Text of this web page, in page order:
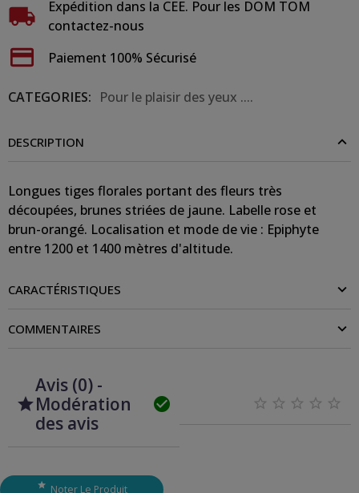
Expédition dans la CEE. Pour les DOM TOM
contactez-nous
Paiement 100% Sécurisé
CATEGORIES: Pour le plaisir des yeux ....
DESCRIPTION
Longues tiges florales portant des fleurs très
découpées, brunes striées de jaune. Labelle rose et
brun-orangé. Localisation et mode de vie : Epiphyte
entre 1200 et 1400 mètres d'altitude.
CARACTÉRISTIQUES
COMMENTAIRES

Avis (0) -
Modération
des avis
     
 Noter Le Produit